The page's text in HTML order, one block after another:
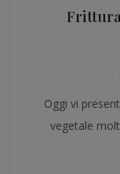
Oggi vi
vegetale